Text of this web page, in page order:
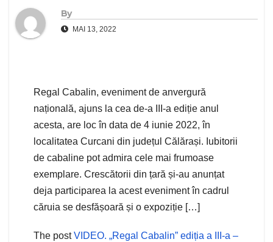
By
MAI 13, 2022
Regal Cabalin, eveniment de anvergură
națională, ajuns la cea de-a III-a ediție anul
acesta, are loc în data de 4 iunie 2022, în
localitatea Curcani din județul Călărași. Iubitorii
de cabaline pot admira cele mai frumoase
exemplare. Crescătorii din țară și-au anunțat
deja participarea la acest eveniment în cadrul
căruia se desfășoară și o expoziție […]
The postVIDEO. „Regal Cabalin” ediția a III-a –